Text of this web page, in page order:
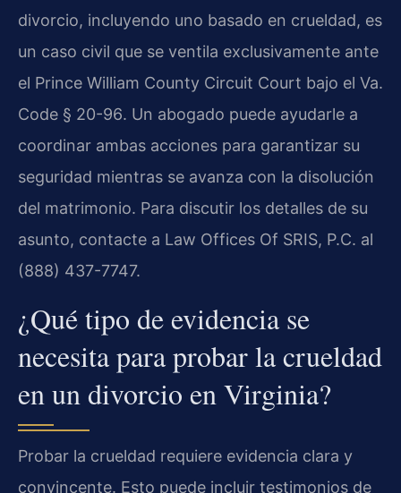
divorcio, incluyendo uno basado en crueldad, es
un caso civil que se ventila exclusivamente ante
el Prince William County Circuit Court bajo el Va.
Code § 20-96. Un abogado puede ayudarle a
coordinar ambas acciones para garantizar su
seguridad mientras se avanza con la disolución
del matrimonio. Para discutir los detalles de su
asunto, contacte a Law Offices Of SRIS, P.C. al
(888) 437-7747.
¿Qué tipo de evidencia se
necesita para probar la crueldad
en un divorcio en Virginia?
Probar la crueldad requiere evidencia clara y
convincente. Esto puede incluir testimonios de